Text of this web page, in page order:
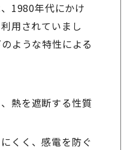
1980年代にかけ
用されていまし
ような特性による
熱を遮断する性質
くく、感電を防ぐ